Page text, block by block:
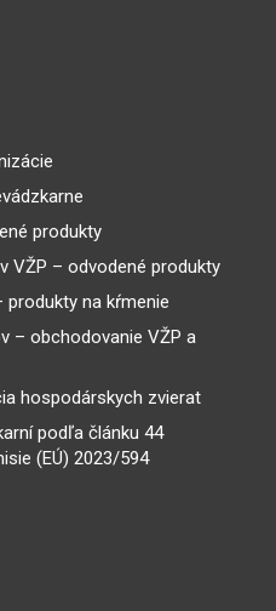
produkty
VŽP – odvodené produkty
produkty na kŕmenie
– obchodovanie VŽP a
hospodárskych zvierat
podľa článku 44
(EÚ) 2023/594